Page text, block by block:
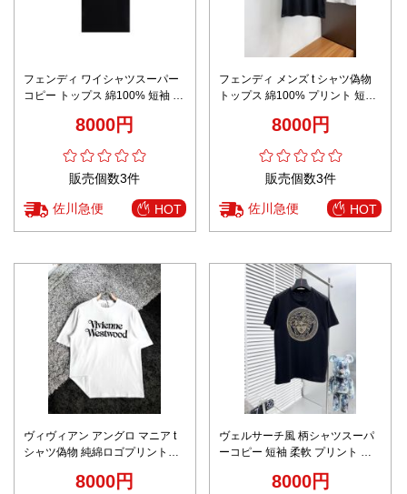
フェンディ ワイシャツスーパー
コピー トップス 綿100% 短袖 T
ション ブラック8000円
販売個数3件
佐川急便 HOT
フェンディ メンズ t シャツ偽物
トップス 綿100% プリント 短袖
ズ ブラック8000円
販売個数3件
佐川急便 HOT
ヴィヴィアン アングロ マニア t
シャツ偽物 純綿ロゴプリントの
8000円
ヴェルサーチ風 柄シャツスーパ
ーコピー 短袖 柔軟 プリント ト
8000円